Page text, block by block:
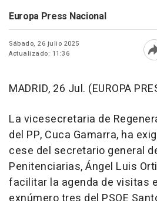
Europa Press Nacional
Sábado, 26 julio 2025
Actualizado: 11:36
MADRID, 26 Jul. (EUROPA
La vicesecretaria de
del PP, Cuca Gamarra, ha
cese del secretario general
Penitenciarias, Ángel Luis
facilitar la agenda de visitas